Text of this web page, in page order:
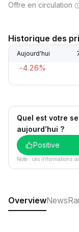
Offre en circulation
Historique des
Aujourd’hui
-4.26%
Quel est votre
aujourd’hui ?
Positive
Note : ces informations
OverviewNews